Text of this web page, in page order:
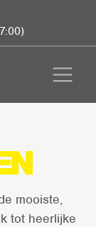
mooiste,
tot heerlijke